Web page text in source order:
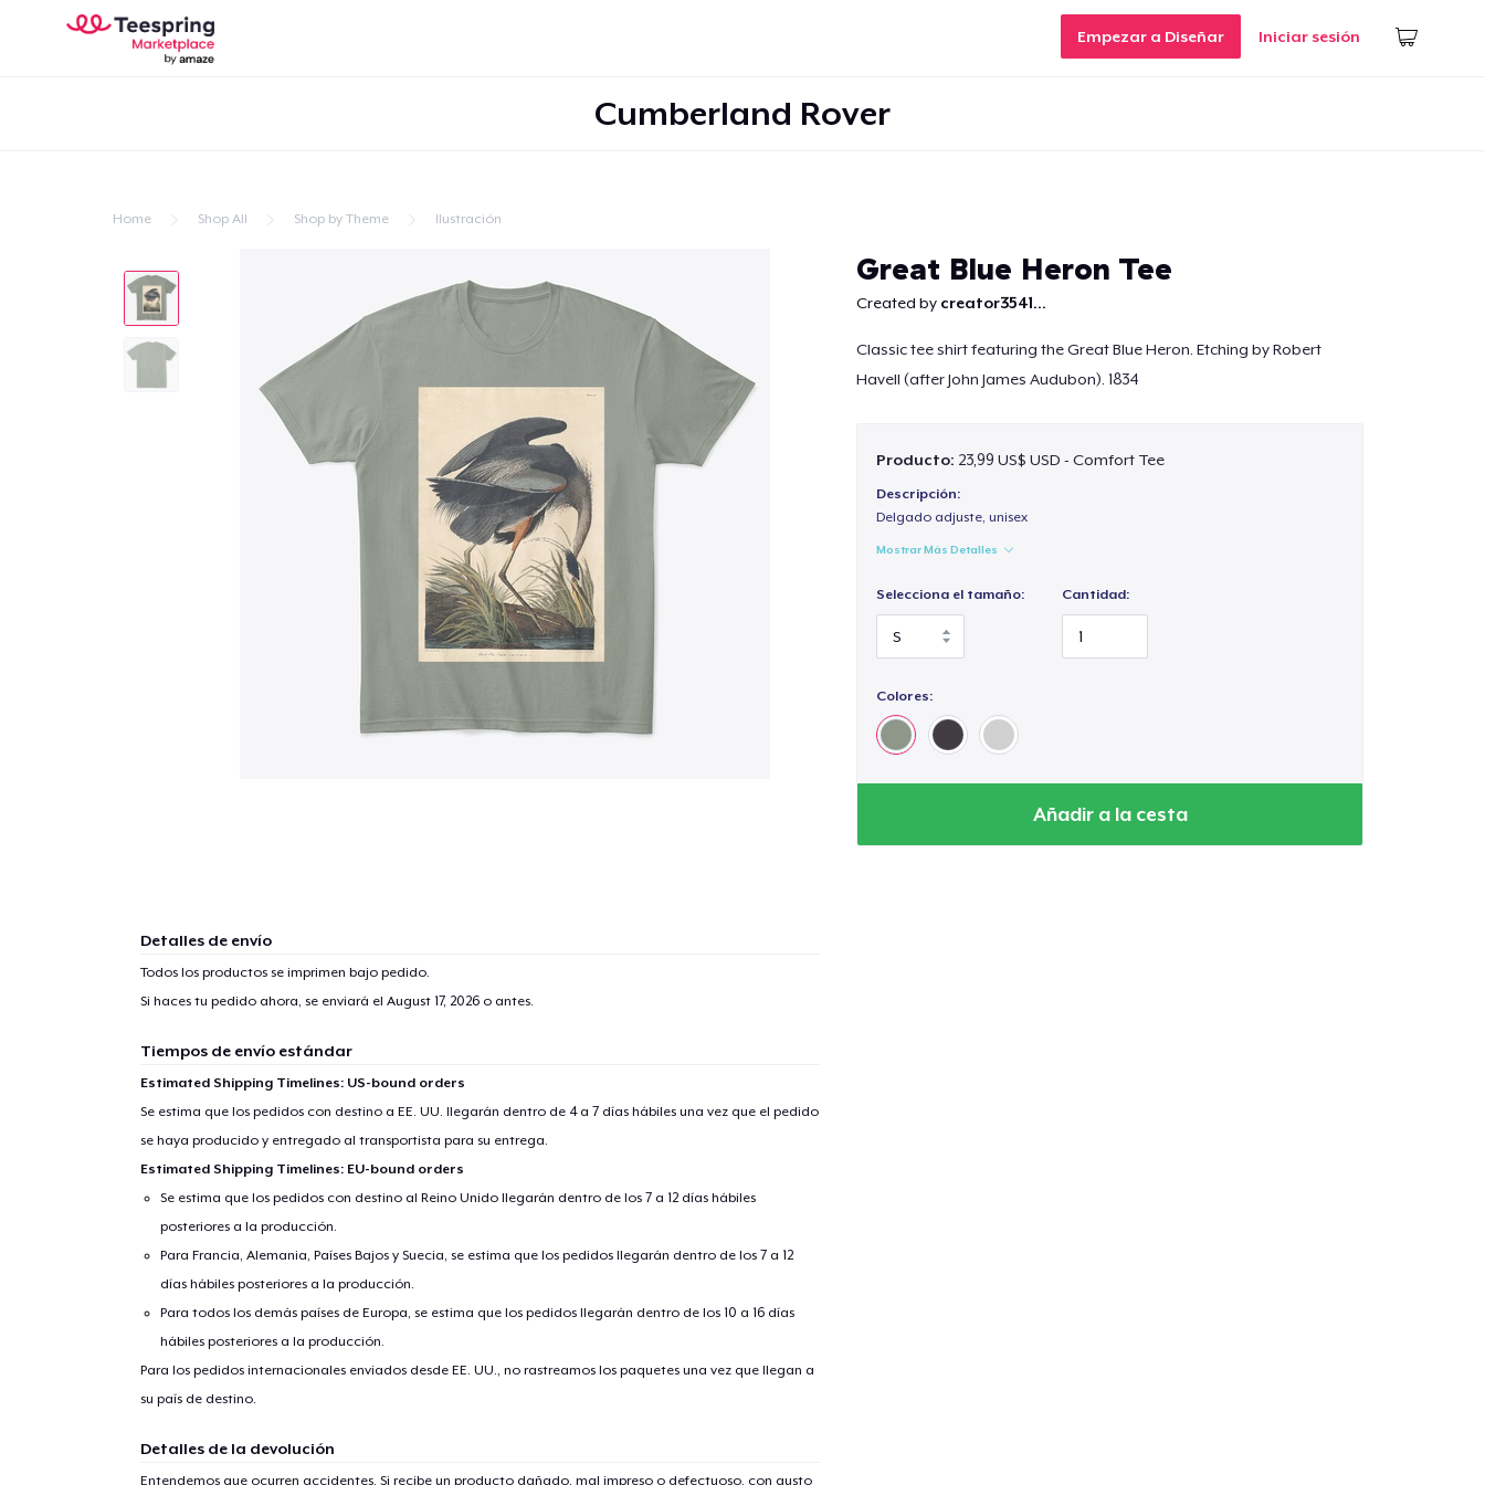
Empezar a Diseñar Iniciar sesión
Cumberland Rover
Home Shop All Shop by Theme Ilustración
Great Blue Heron Tee
Created by creator3541...
Classic tee shirt featuring the Great Blue Heron. Etching by Robert
Havell (after John James Audubon). 1834
Producto: 23,99 US$ USD - Comfort Tee
Descripción:
Delgado adjuste, unisex
Mostrar Más Detalles
Selecciona el tamaño: Cantidad:
Colores:
Añadir a la cesta
Detalles de envío
Todos los productos se imprimen bajo pedido.
Si haces tu pedido ahora, se enviará el August 17, 2026o antes.
Tiempos de envío estándar
Estimated Shipping Timelines: US-bound orders
Se estima que los pedidos con destino a EE. UU. llegarán dentro de 4 a 7 días hábiles una vez que el pedido
se haya producido y entregado al transportista para su entrega.
Estimated Shipping Timelines: EU-bound orders
Se estima que los pedidos con destino al Reino Unido llegarán dentro de los 7 a 12 días hábiles
posteriores a la producción.
Para Francia, Alemania, Países Bajos y Suecia, se estima que los pedidos llegarán dentro de los 7 a 12
días hábiles posteriores a la producción.
Para todos los demás países de Europa, se estima que los pedidos llegarán dentro de los 10 a 16 días
hábiles posteriores a la producción.
Para los pedidos internacionales enviados desde EE. UU., no rastreamos los paquetes una vez que llegan a
su país de destino.
Detalles de la devolución
Entendemos que ocurren accidentes. Si recibe un producto dañado, mal impreso o defectuoso, con gusto